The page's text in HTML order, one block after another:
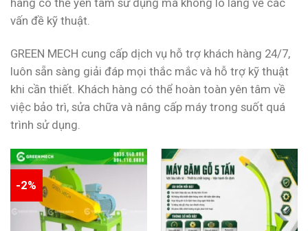
vấn đề kỹ thuật.
GREEN MECH cung cấp dịch vụ hỗ trợ khách hàng 24/7,
luôn sẵn sàng giải đáp mọi thắc mắc và hỗ trợ kỹ thuật
khi cần thiết. Khách hàng có thể hoàn toàn yên tâm về
việc bảo trì, sửa chữa và nâng cấp máy trong suốt quá
trình sử dụng.
-2%